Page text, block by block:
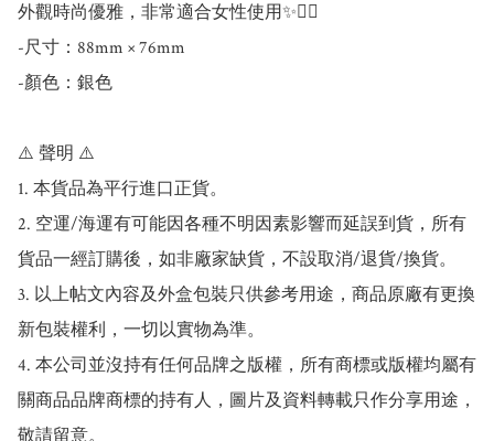
外觀時尚優雅，非常適合女性使用✨💁‍♀
-尺寸：88mm × 76mm
-顏色：銀色
⚠️ 聲明 ⚠️
1. 本貨品為平行進口正貨。
2. 空運/海運有可能因各種不明因素影響而延誤到貨，所有
貨品一經訂購後，如非廠家缺貨，不設取消/退貨/換貨。
3. 以上帖文內容及外盒包裝只供參考用途，商品原廠有更換
新包裝權利，一切以實物為準。
4. 本公司並沒持有任何品牌之版權，所有商標或版權均屬有
關商品品牌商標的持有人，圖片及資料轉載只作分享用途，